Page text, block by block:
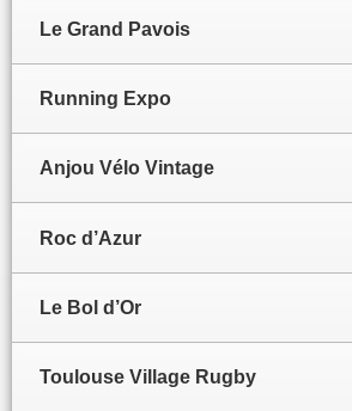
Le Grand Pavois
Running Expo
Anjou Vélo Vintage
Roc d’Azur
Le Bol d’Or
Toulouse Village Rugby